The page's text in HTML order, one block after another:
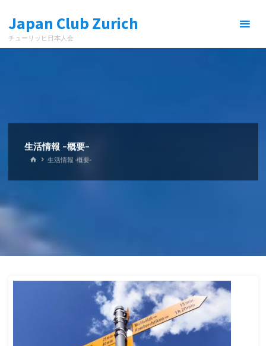
ン
Japan Club Zurich
チューリッヒ日本人会
生活情報 -概要-
ホ 生活情報 -概要-